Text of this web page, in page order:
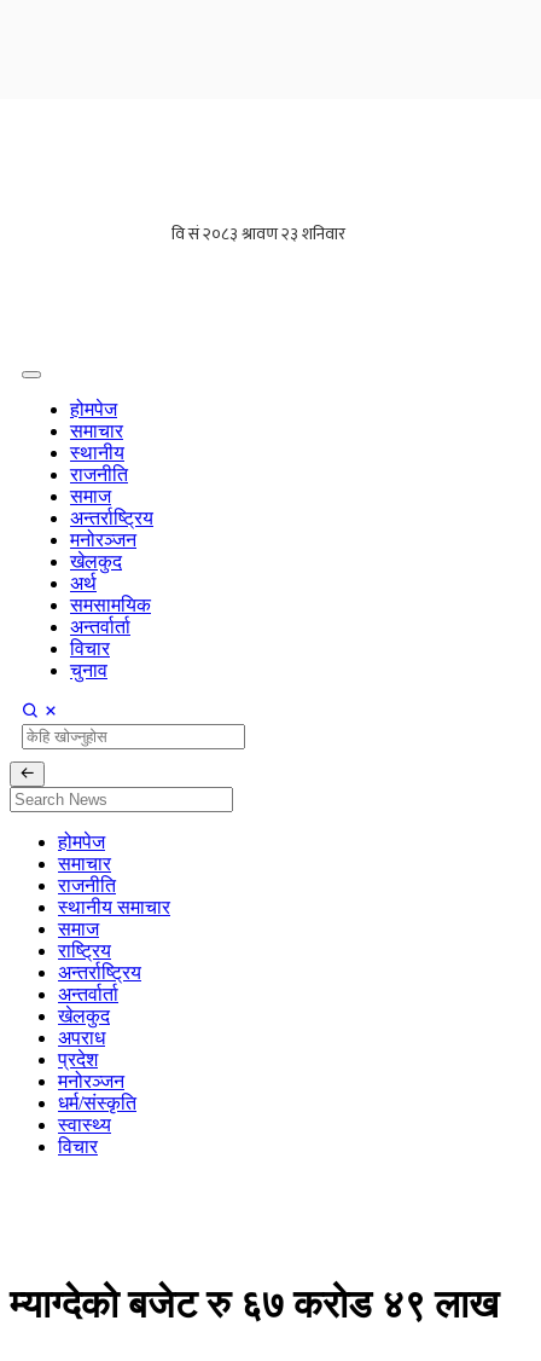
होमपेज
समाचार
स्थानीय
राजनीति
समाज
अन्तर्राष्ट्रिय
मनोरञ्जन
खेलकुद
अर्थ
समसामयिक
अन्तर्वार्ता
विचार
चुनाव
होमपेज
समाचार
राजनीति
स्थानीय समाचार
समाज
राष्ट्रिय
अन्तर्राष्ट्रिय
अन्तर्वार्ता
खेलकुद
अपराध
प्रदेश
मनोरञ्जन
धर्म/संस्कृति
स्वास्थ्य
विचार
म्याग्देको बजेट रु ६७ करोड ४९ लाख